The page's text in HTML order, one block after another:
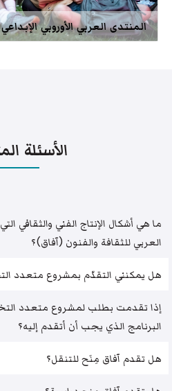
المنتدى العربي الأوروبي الإبداعي
الأسئلة
ما هي أشكال الإنتاج الفني والثقافي
العربي للثقافة والفنون (آفاق)؟
هل يمكنني التقدّم بمشروع متعدد
إذا تقدمت بطلب لمشروع متعدد
البرنامج الذي يجب أن أتقدم إليه؟
هل تقدم آفاق مِنَح للتنقل؟